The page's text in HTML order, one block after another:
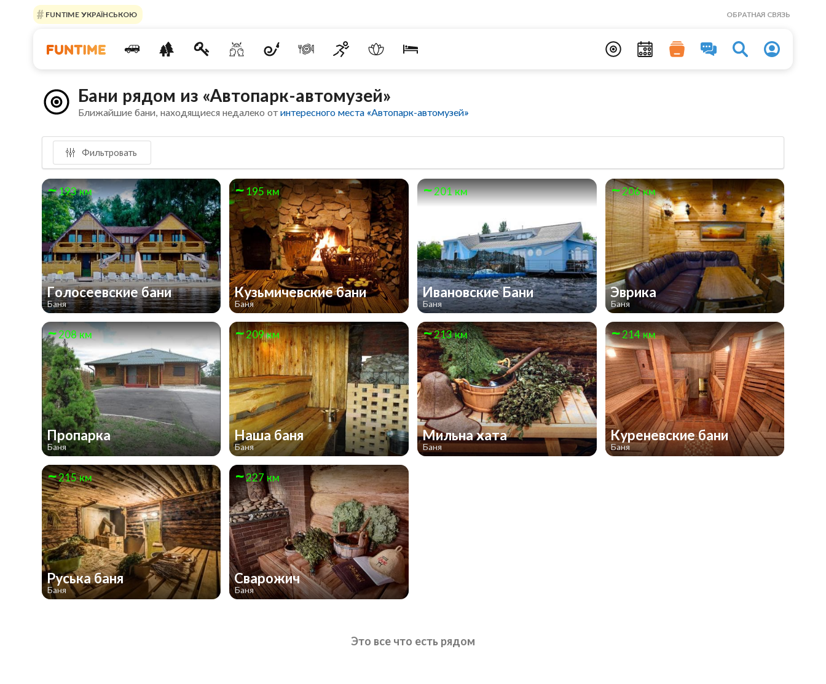
FUNTIME УКРАЇНСЬКОЮ ОБРАТНАЯ СВЯЗЬ
Бани рядом из «Автопарк-автомузей»
Ближайшие бани, находящиеся недалеко отинтересного места «Автопарк-автомузей»
Фильтровать
193 км
Голосеевские бани
Баня
195 км
Кузьмичевские бани
Баня
201 км
Ивановские Бани
Баня
206 км
Эврика
Баня
208 км
Пропарка
Баня
209 км
Наша баня
Баня
213 км
Мильна хата
Баня
214 км
Куреневские бани
Баня
215 км
Руська баня
Баня
227 км
Сварожич
Баня
Это все что есть рядом